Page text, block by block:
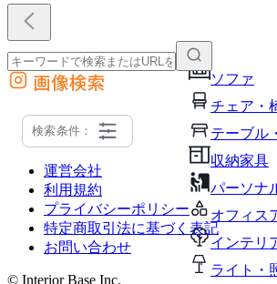
ソファ
チェア・
テーブル
収納家具
パーソナ
オフィス
インテリ
ライト・
外部サイトの商品をカートに追加
他のサイトで見つけた商品ページのURLを貼り付けて、カートに追加
画像検索
検索条件：
運営会社
利用規約
プライバシーポリシー
特定商取引法に基づく表記
お問い合わせ
© Interior Base Inc.